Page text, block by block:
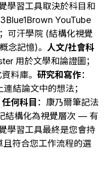
學習工具取決於科目和
YouTube
可汗學院 (結構化視覺
念記憶)。 人文/社會科
用於文學和論證圖；
料庫。 研究和寫作：
結論文中的想法；
任何科目 ：康乃爾筆記法
結構化為視覺層次 — 有
學習工具最終是您會持
符合您工作流程的選